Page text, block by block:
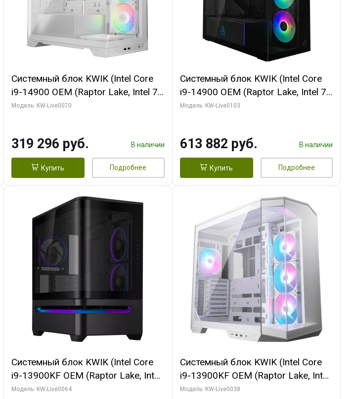
Системный блок KWIK (Intel Core
i9-14900 OEM (Raptor Lake, Intel 7,
C24 16EC/8PC// 64 ГБ ОЗУ (2
GDDR7 256bit/ 960 ГБ SSD)
Модель: KW-Live0070
319 296 руб. В наличии
Купить Подробнее
Системный блок KWIK (Intel Core
i9-14900 OEM (Raptor Lake, Intel 7,
C24 16EC/8PC// 64 ГБ ОЗУ (2
Turbo/ 960 ГБ SSD)
Модель: KW-Live0103
613 882 руб. В наличии
Купить Подробнее
Системный блок KWIK (Intel Core
i9-13900KF OEM (Raptor Lake, Intel
7, C24 16EC/8P/ 64 ГБ ОЗУ (2
Модель: KW-Live0064
Системный блок KWIK (Intel Core
i9-13900KF OEM (Raptor Lake, Intel
7, C24 16EC/8P/ 32 ГБ ОЗУ (2
Модель: KW-Live0038